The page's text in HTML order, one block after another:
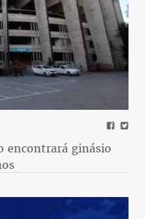
encontrará ginásio